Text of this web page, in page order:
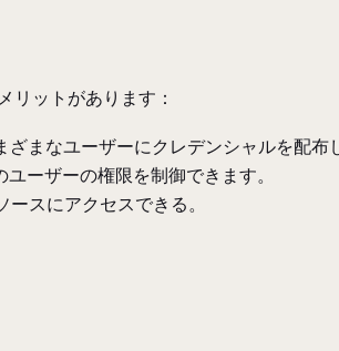
ットがあります：
まなユーザーにクレデンシャルを配布
ーザーの権限を制御できます。
スにアクセスできる。